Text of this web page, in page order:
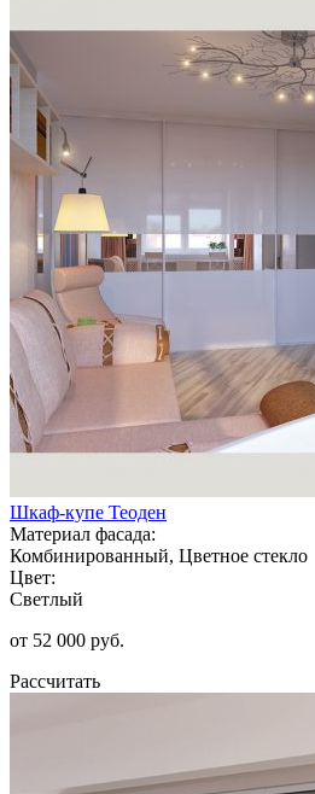
Шкаф-купе Теоден
Материал фасада:
Комбинированный, Цветное стекло
Цвет:
Светлый
от 52 000 руб.
Рассчитать